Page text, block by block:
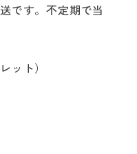
です。不定期で当
ット）